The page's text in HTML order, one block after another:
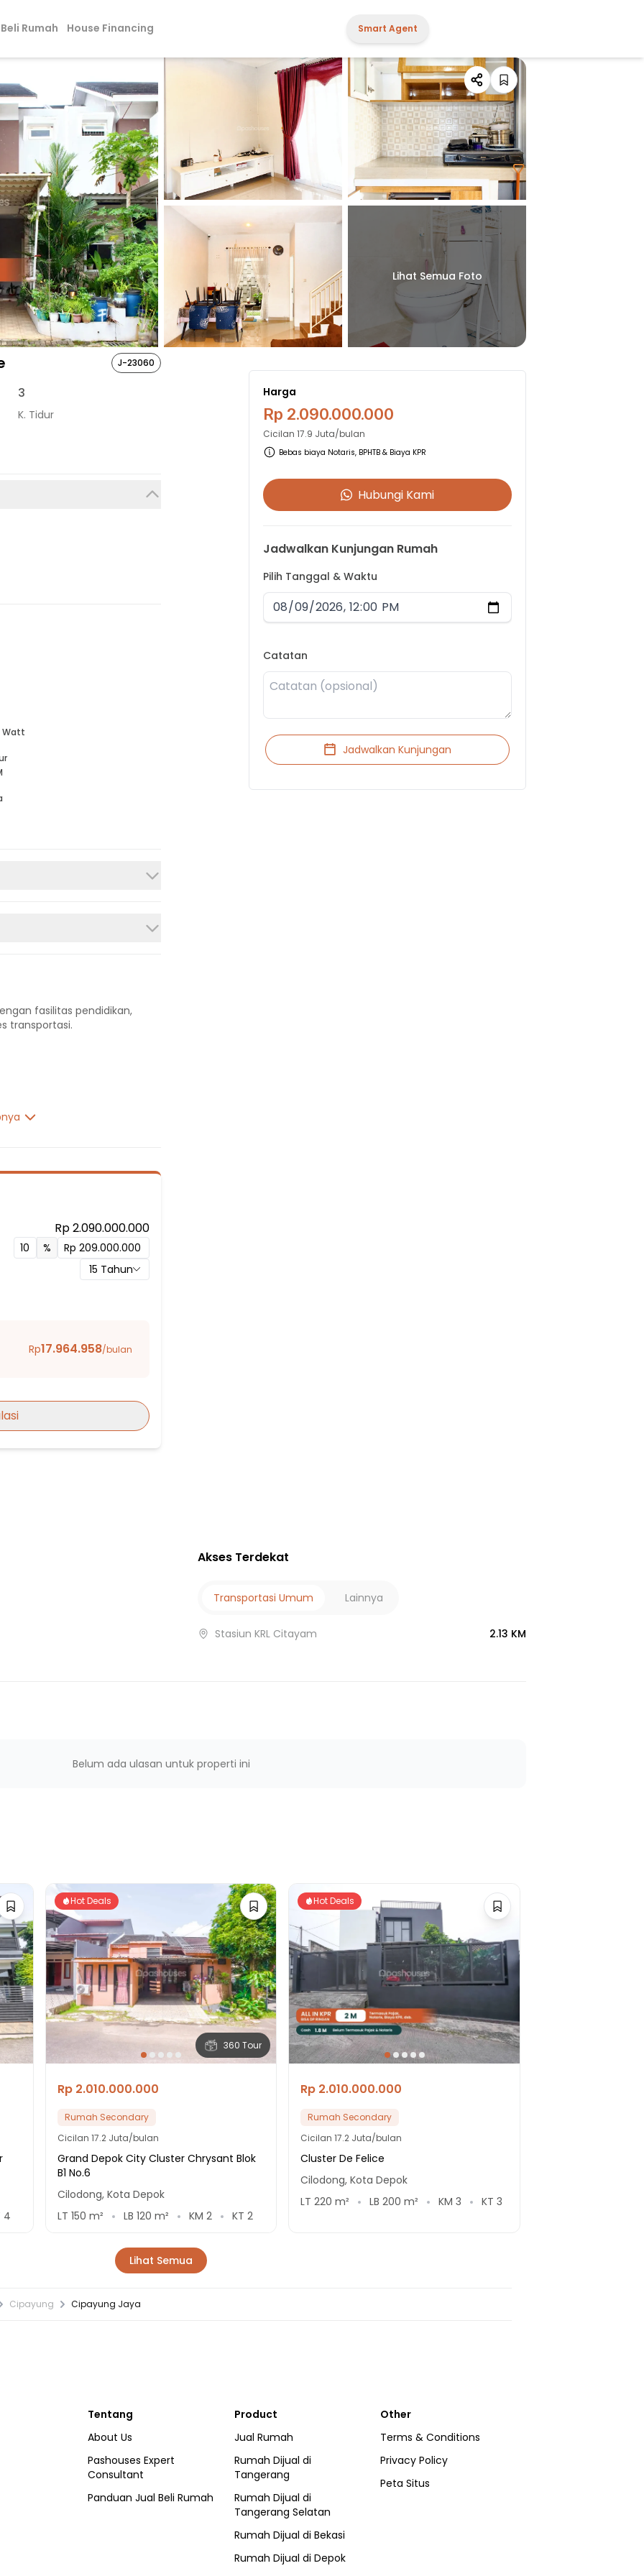
Beli Rumah House Financing Smart Agent
Lihat Semua Foto
J-23060
3
K. Tidur
Watt
fasilitas pendidikan,
transportasi.
Hikmah
Rp 2.090.000.000
%
15 Tahun
Rp17.964.958/bulan
Harga
Rp 2.090.000.000
Cicilan17.9 Juta/bulan
Bebas biaya Notaris, BPHTB & Biaya KPR
Hubungi Kami
Jadwalkan Kunjungan Rumah
Pilih Tanggal & Waktu
Catatan
Jadwalkan Kunjungan
Akses Terdekat
Transportasi Umum Lainnya
Stasiun KRL Citayam 2.13 KM
Belum ada ulasan untuk properti ini
4
360 Tour
Hot Deals
Rp 2.010.000.000
Rumah Secondary
Cicilan 17.2 Juta/bulan
Grand Depok City Cluster Chrysant Blok
B1 No.6
Cilodong, Kota Depok
LT 150 m² LB 120 m² KM 2 KT 2
Hot Deals
Rp 2.010.000.000
Rumah Secondary
Cicilan17.2 Juta/bulan
Cluster De Felice
Cilodong, Kota Depok
LT220 m² LB200 m² KM3 KT3
Lihat Semua
Cipayung Cipayung Jaya
Tentang
About Us
Pashouses Expert
Consultant
Panduan Jual Beli Rumah
Product
Jual Rumah
Rumah Dijual di
Tangerang
Rumah Dijual di
Tangerang Selatan
Rumah Dijual di Bekasi
Rumah Dijual di Depok
Other
Terms & Conditions
Privacy Policy
Peta Situs